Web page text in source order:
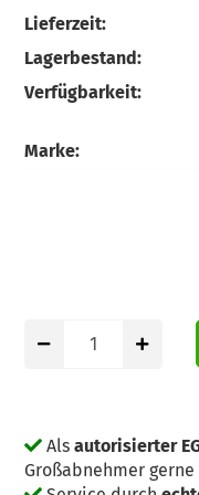
Lieferzeit:
Lagerbestand:
Verfügbarkeit:
Marke:
Als autorisierter
Großabnehmer